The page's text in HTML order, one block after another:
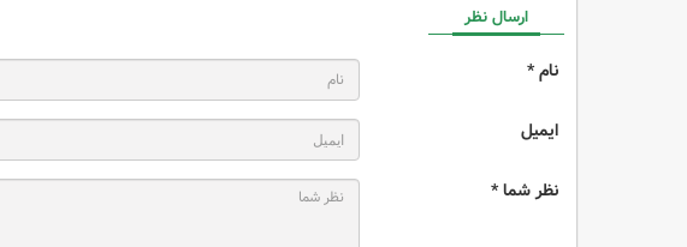
ارسال نظر
نام *
ایمیل
نظر شما *